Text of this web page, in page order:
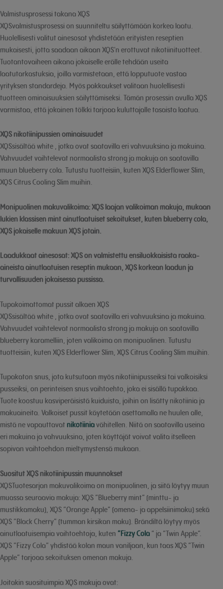
Valmistusprosessi takana XQS
XQSvalmistusprosessi on suunniteltu säilyttämään korkea laatu.
Huolellisesti valitut ainesosat yhdistetään erityisten reseptien
mukaisesti, jotta saadaan aikaan XQS'n erottuvat nikotiinituotteet.
Tuotantovaiheen aikana jokaiselle erälle tehdään useita
laatutarkastuksia, joilla varmistetaan, että lopputuote vastaa
yrityksen standardeja. Myös pakkaukset valitaan huolellisesti
tuotteen ominaisuuksien säilyttämiseksi. Tämän prosessin avulla XQS
varmistaa, että jokainen tölkki tarjoaa kuluttajalle tasaista laatua.
XQS nikotiinipussien ominaisuudet
XQSsisältää white , jotka ovat saatavilla eri vahvuuksina ja makuina.
Vahvuudet vaihtelevat normaalista strong ja makuja on saatavilla
muun blueberry cola. Tutustu tuotteisiin, kuten XQS Elderflower Slim,
XQS Citrus Cooling Slim muihin.
Monipuolinen makuvalikoima: XQS laajan valikoiman makuja, mukaan
lukien klassisen mint ainutlaatuiset sekoitukset, kuten blueberry cola,
XQS jokaiselle makuun XQS jotain.
Laadukkaat ainesosat: XQS on valmistettu ensiluokkaisista raaka-
aineista ainutlaatuisen reseptin mukaan, XQS korkean laadun ja
turvallisuuden jokaisessa pussissa.
Tupakoimattomat pussit alkaen XQS
XQSsisältää white , jotka ovat saatavilla eri vahvuuksina ja makuina.
Vahvuudet vaihtelevat normaalista strong ja makuja on saatavilla
blueberry karamelliin, joten valikoima on monipuolinen. Tutustu
tuotteisiin, kuten XQS Elderflower Slim, XQS Citrus Cooling Slim muihin.
Tupakaton snus, jota kutsutaan myös nikotiinipusseiksi tai valkoisiksi
pusseiksi, on perinteisen snus vaihtoehto, joka ei sisällä tupakkaa.
Tuote koostuu kasviperäisistä kuiduista, joihin on lisätty nikotiinia ja
makuaineita. Valkoiset pussit käytetään asettamalla ne huulen alle,
mistä ne vapauttavat nikotiiniavähitellen. Niitä on saatavilla useina
eri makuina ja vahvuuksina, joten käyttäjät voivat valita itselleen
sopivan vaihtoehdon mieltymystensä mukaan.
Suositut XQS nikotiinipussin muunnokset
XQSTuotesarjan makuvalikoima on monipuolinen, ja siitä löytyy muun
muassa seuraavia makuja: XQS ”Blueberry mint” (minttu- ja
mustikkamaku), XQS ”Orange Apple” (omena- ja appelsiinimaku) sekä
XQS ”Black Cherry” (tumman kirsikan maku). Brändiltä löytyy myös
ainutlaatuisempia vaihtoehtoja, kuten ”Fizzy Cola ” ja ”Twin Apple”.
XQS ”Fizzy Cola” yhdistää kolan maun vaniljaan, kun taas XQS ”Twin
Apple” tarjoaa sekoituksen omenan makuja.
Joitakin suosituimpia XQS makuja ovat: